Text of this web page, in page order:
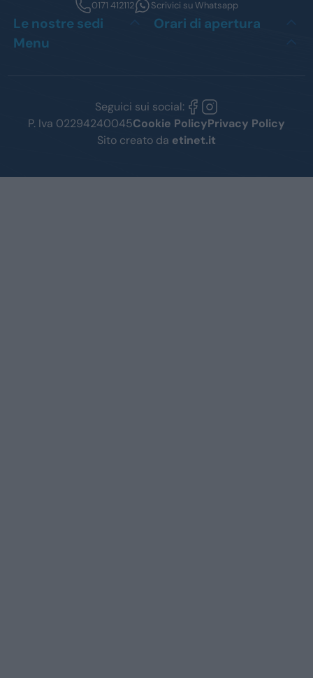
0171 412112 Scrivici su Whatsapp
Le nostre sedi
Orari di apertura
Menu
Seguici sui social:
P. Iva 02294240045Cookie PolicyPrivacy Policy
Sito creato da etinet.it